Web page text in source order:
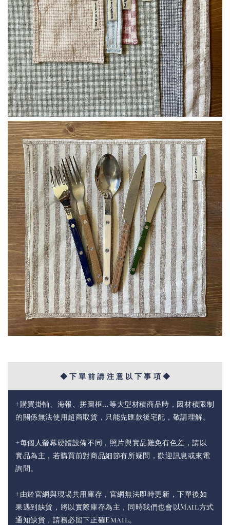
◆ 下 單 前 請 注 意 以 下 事 項 ◆
+購買掛軸、海報、拼圖框...等大型材積商品時，因材積限制
的關係無法使用超商取貨，只能先匯款後宅配，敬請理解。
+每個人螢幕硬體設備不同，照片與實品難免有色差，請以
實品為主，若購買前對商品細節有所疑問，歡迎訊息或來電
詢問。
+由於官網與現場共用庫存，官網無法即時更新，下單後如
果遇到缺貨，將以實際庫存為主，同時我們也會以Mail方式
通知缺貨，請務必留下正確Email。